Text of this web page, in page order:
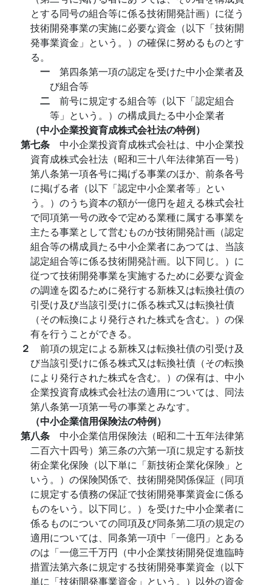
とする同号の組合等に係る技術開発計画）に従う
技術開発事業の実施に必要な資金（以下「技術開
発事業資金」という。）の確保に努めるものとす
る。
一 第四条第一項の認定を受けた中小企業者及
び組合等
二 前号に規定する組合等（以下「認定組合
等」という。）の構成員たる中小企業者
（中小企業投資育成株式会社法の特例）
第七条 中小企業投資育成株式会社は、中小企業投
資育成株式会社法（昭和三十八年法律第百一号）
第八条第一項各号に掲げる事業のほか、前条各号
に掲げる者（以下「認定中小企業者等」とい
う。）のうち資本の額が一億円を超える株式会社
で同項第一号の政令で定める業種に属する事業を
主たる事業として営むものが技術開発計画（認定
組合等の構成員たる中小企業者にあつては、当該
認定組合等に係る技術開発計画。以下同じ。）に
従つて技術開発事業を実施するために必要な資金
の調達を図るために発行する新株又は転換社債の
引受け及び当該引受けに係る株式又は転換社債
（その転換により発行された株式を含む。）の保
有を行うことができる。
２ 前項の規定による新株又は転換社債の引受け及
び当該引受けに係る株式又は転換社債（その転換
により発行された株式を含む。）の保有は、中小
企業投資育成株式会社法の適用については、同法
第八条第一項第一号の事業とみなす。
（中小企業信用保険法の特例）
第八条 中小企業信用保険法（昭和二十五年法律第
二百六十四号）第三条の六第一項に規定する新技
術企業化保険（以下単に「新技術企業化保険」と
いう。）の保険関係で、技術開発関係保証（同項
に規定する債務の保証で技術開発事業資金に係る
ものをいう。以下同じ。）を受けた中小企業者に
係るものについての同項及び同条第二項の規定の
適用については、同条第一項中「一億円」とある
のは「一億三千万円（中小企業技術開発促進臨時
措置法第六条に規定する技術開発事業資金（以下
単に「技術開発事業資金」という。）以外の資金